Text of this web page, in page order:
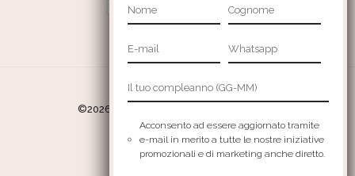
Privacy Policy
Cookie Policy
©2026 Palmea srl – All Rights Reserved
Credits:Aries comunica
Acconsento ad essere aggiornato tramite
e-mail in merito a tutte le nostre iniziative
promozionali e di marketing anche diretto.